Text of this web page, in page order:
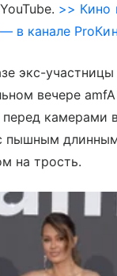
>> Кино
в канале
экс-
вечере
перед камерами
пышным
на трость.